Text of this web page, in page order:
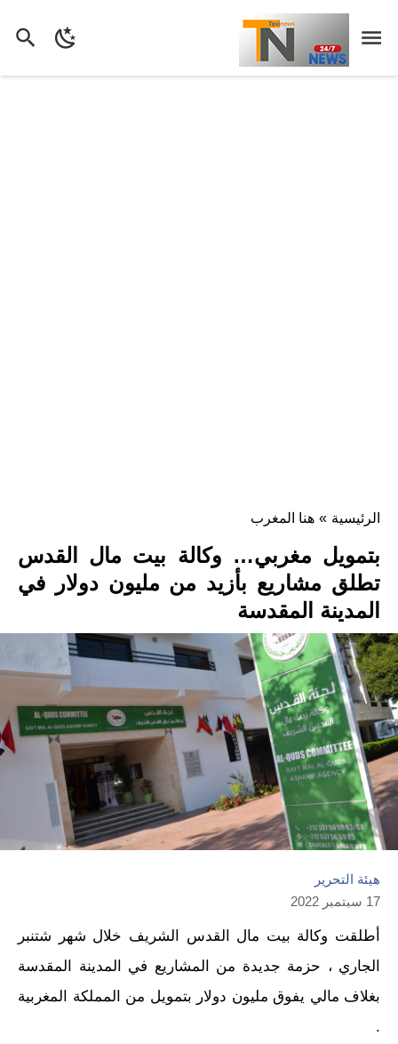
الرئيسية » هنا المغرب
بتمويل مغربي… وكالة بيت مال القدس
تطلق مشاريع بأزيد من مليون دولار في
المدينة المقدسة
هيئة التحرير
17 سبتمبر 2022
أطلقت وكالة بيت مال القدس الشريف خلال شهر شتنبر
الجاري ، حزمة جديدة من المشاريع في المدينة المقدسة
بغلاف مالي يفوق مليون دولار بتمويل من المملكة المغربية
.